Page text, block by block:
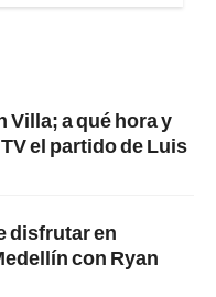
Villa; a qué hora y
el partido de Luis
disfrutar en
con Ryan